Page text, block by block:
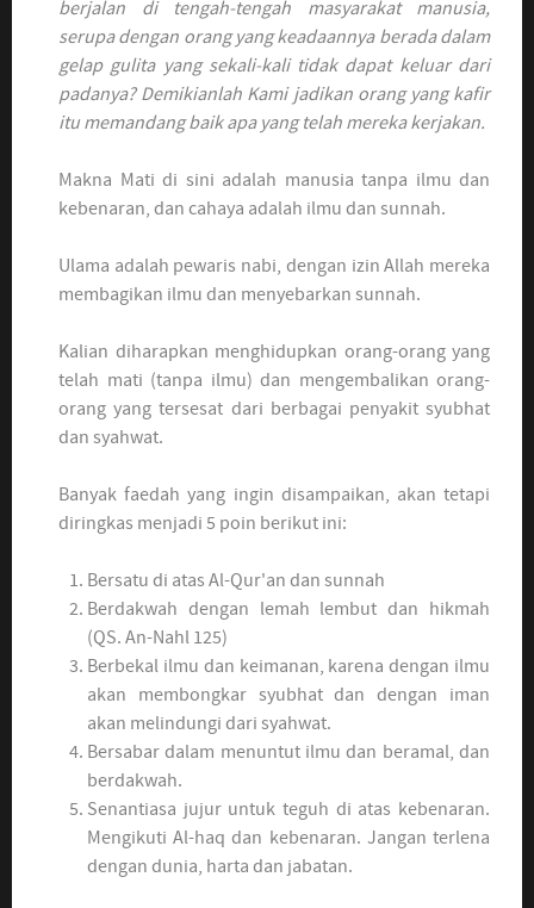
berjalan di tengah-tengah masyarakat manusia,
serupa dengan orang yang keadaannya berada dalam
gelap gulita yang sekali-kali tidak dapat keluar dari
padanya? Demikianlah Kami jadikan orang yang kafir
itu memandang baik apa yang telah mereka kerjakan.
Makna Mati di sini adalah manusia tanpa ilmu dan
kebenaran, dan cahaya adalah ilmu dan sunnah.
Ulama adalah pewaris nabi, dengan izin Allah mereka
membagikan ilmu dan menyebarkan sunnah.
Kalian diharapkan menghidupkan orang-orang yang
telah mati (tanpa ilmu) dan mengembalikan orang-
orang yang tersesat dari berbagai penyakit syubhat
dan syahwat.
Banyak faedah yang ingin disampaikan, akan tetapi
diringkas menjadi 5 poin berikut ini:
Bersatu di atas Al-Qur'an dan sunnah
Berdakwah dengan lemah lembut dan hikmah
(QS. An-Nahl 125)
Berbekal ilmu dan keimanan, karena dengan ilmu
akan membongkar syubhat dan dengan iman
akan melindungi dari syahwat.
Bersabar dalam menuntut ilmu dan beramal, dan
berdakwah.
Senantiasa jujur untuk teguh di atas kebenaran.
Mengikuti Al-haq dan kebenaran. Jangan terlena
dengan dunia, harta dan jabatan.